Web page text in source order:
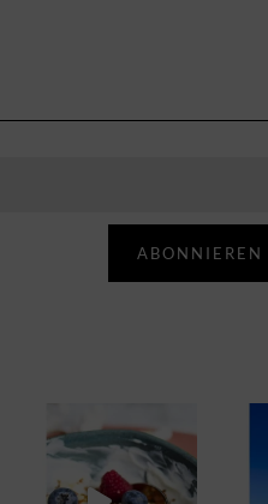
ABONNIEREN